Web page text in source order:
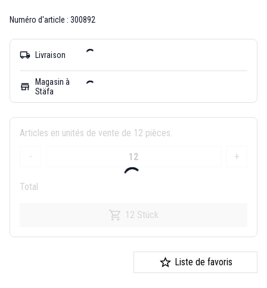
Numéro d'article : 300892
local_shipping Livraison
store
Magasin à
Stäfa
Articles en unités de vente de 12 pièces.
- +
Total
12 Stück
Liste de favoris